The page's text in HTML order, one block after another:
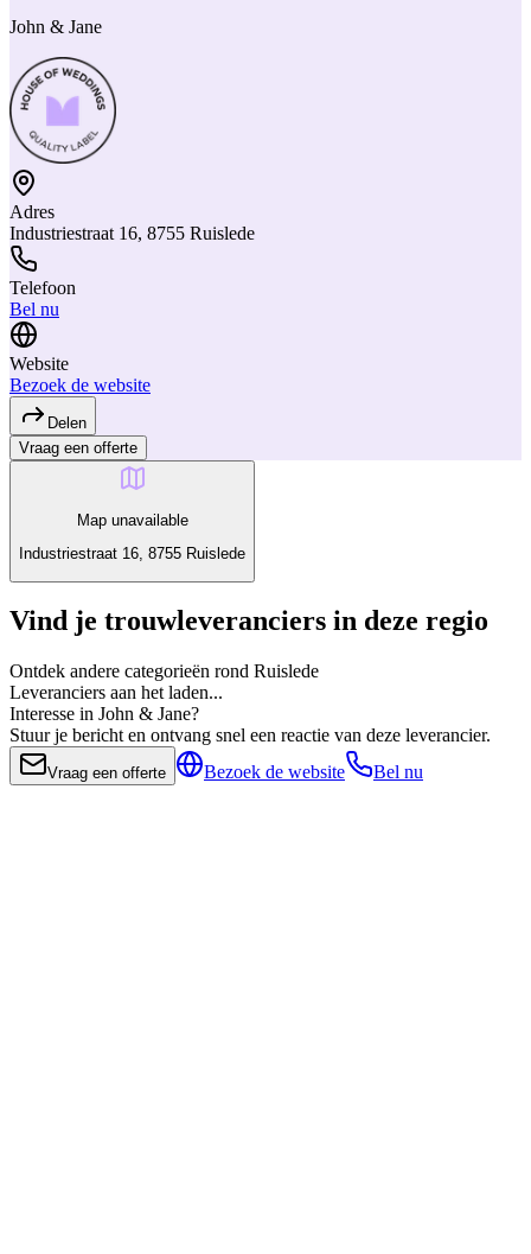
John & Jane
Adres
Industriestraat 16, 8755 Ruislede
Telefoon
Bel nu
Website
Bezoek de website
Delen
Vraag een offerte
Map unavailable
Industriestraat 16, 8755 Ruislede
Vind je trouwleveranciers in deze regio
Ontdek andere categorieën rond Ruislede
Leveranciers aan het laden...
Interesse in John & Jane?
Stuur je bericht en ontvang snel een reactie van deze leverancier.
Vraag een offerte Bezoek de website Bel nu